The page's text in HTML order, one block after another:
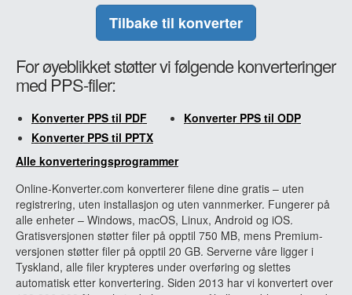
Tilbake til konverter
For øyeblikket støtter vi følgende konverteringer
med PPS-filer:
Konverter PPS til PDF
Konverter PPS til ODP
Konverter PPS til PPTX
Alle konverteringsprogrammer
Online-Konverter.com konverterer filene dine gratis – uten
registrering, uten installasjon og uten vannmerker. Fungerer på
alle enheter – Windows, macOS, Linux, Android og iOS.
Gratisversjonen støtter filer på opptil 750 MB, mens Premium-
versjonen støtter filer på opptil 20 GB. Serverne våre ligger i
Tyskland, alle filer krypteres under overføring og slettes
automatisk etter konvertering. Siden 2013 har vi konvertert over